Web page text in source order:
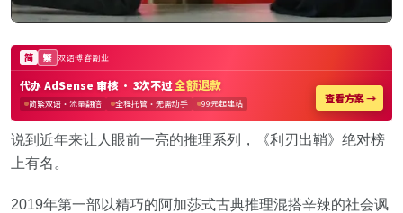
说到近年来让人眼前一亮的推理系列，《利刃出鞘》绝对榜
上有名。
2019年第一部以精巧的阿加莎式古典推理混搭辛辣的社会讽